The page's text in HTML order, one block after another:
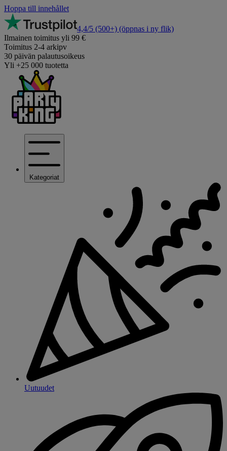
Hoppa till innehållet
4,4/5 (500+) (öppnas i ny flik)
Ilmainen toimitus yli 99 €
Toimitus 2-4 arkipv
30 päivän palautusoikeus
Yli +25 000 tuotetta
Kategoriat
Uutuudet